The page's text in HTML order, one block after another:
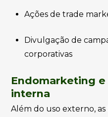
Ações de trade
Divulgação de
corporativas
Endomarketing
interna
Além do uso externo,